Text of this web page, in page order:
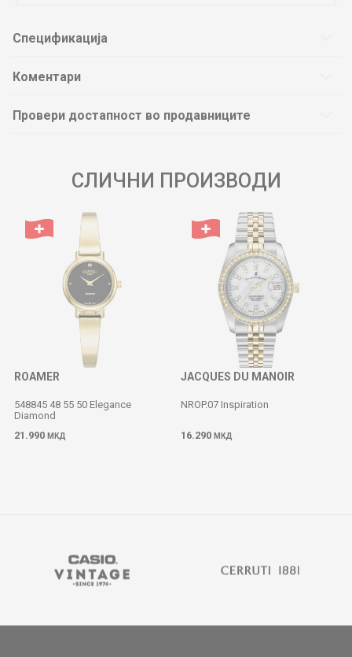
Спецификација
Коментари
Провери достапност во продавниците
СЛИЧНИ ПРОИЗВОДИ
ROAMER
548845 48 55 50 Elegance
Diamond
21.990 МКД
JACQUES DU MANOIR
NROP.07 Inspiration
16.290 МКД